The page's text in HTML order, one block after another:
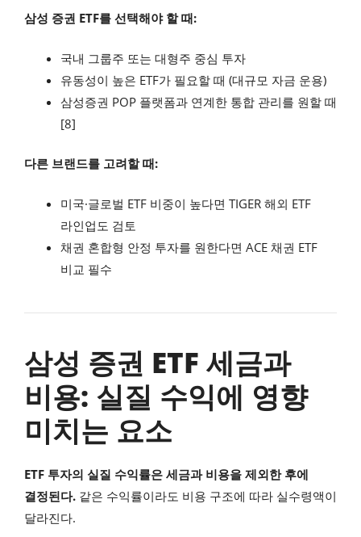
삼성 증권 ETF를 선택해야 할 때:
국내 그룹주 또는 대형주 중심 투자
유동성이 높은 ETF가 필요할 때 (대규모 자금 운용)
삼성증권 POP 플랫폼과 연계한 통합 관리를 원할 때
[8]
다른 브랜드를 고려할 때:
미국·글로벌 ETF 비중이 높다면 TIGER 해외 ETF
라인업도 검토
채권 혼합형 안정 투자를 원한다면 ACE 채권 ETF
비교 필수
삼성 증권 ETF 세금과
비용: 실질 수익에 영향
미치는 요소
ETF 투자의 실질 수익률은 세금과 비용을 제외한 후에
결정된다. 같은 수익률이라도 비용 구조에 따라 실수령액이
달라진다.